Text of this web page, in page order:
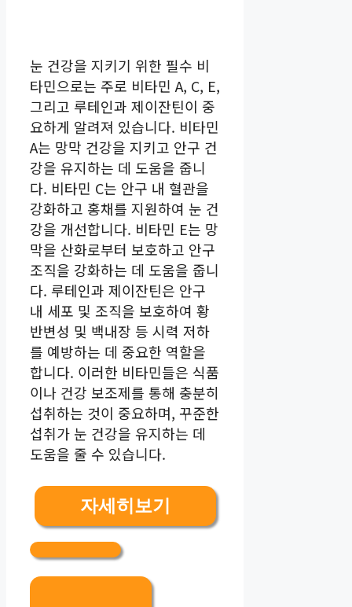
눈 건강을 지키기 위한 필수 비
타민으로는 주로 비타민 A, C, E,
그리고 루테인과 제이잔틴이 중
요하게 알려져 있습니다. 비타민
A는 망막 건강을 지키고 안구 건
강을 유지하는 데 도움을 줍니
다. 비타민 C는 안구 내 혈관을
강화하고 홍채를 지원하여 눈 건
강을 개선합니다. 비타민 E는 망
막을 산화로부터 보호하고 안구
조직을 강화하는 데 도움을 줍니
다. 루테인과 제이잔틴은 안구
내 세포 및 조직을 보호하여 황
반변성 및 백내장 등 시력 저하
를 예방하는 데 중요한 역할을
합니다. 이러한 비타민들은 식품
이나 건강 보조제를 통해 충분히
섭취하는 것이 중요하며, 꾸준한
섭취가 눈 건강을 유지하는 데
도움을 줄 수 있습니다.
자세히보기